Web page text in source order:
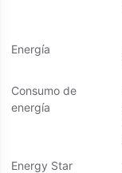
Energía
Consumo de
energía
Energy Star